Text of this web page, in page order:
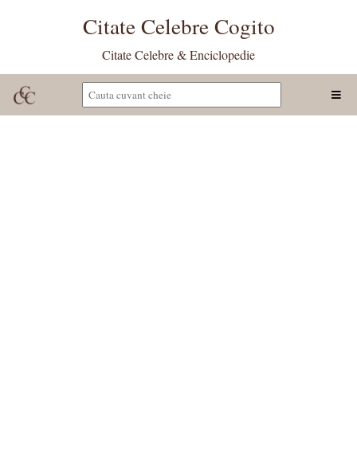
Citate Celebre Cogito
Citate Celebre & Enciclopedie